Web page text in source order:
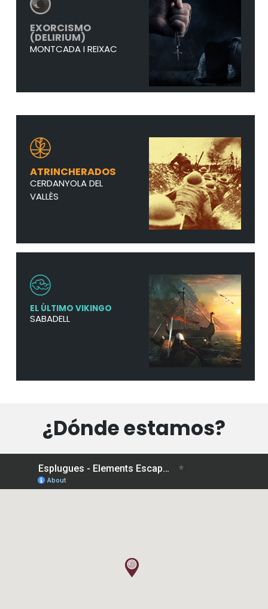
EXORCISMO
(DELIRIUM)
MONTCADA I REIXAC
ATRINCHERADOS
CERDANYOLA DEL
VALLÈS
EL ÚLTIMO VIKINGO
SABADELL
¿Dónde estamos?